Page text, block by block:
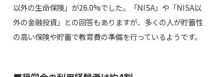
以外の生命保険」が26.0%でした。「NISA」や「NISA以
外の金融投資」との回答もありますが、多くの人が貯蓄性
の高い保険や貯蓄で教育費の準備を行っているようです。